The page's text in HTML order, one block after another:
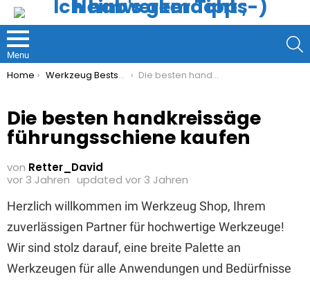
Menu
You are here:
Home Werkzeug Bestseller Die besten handkreissäge führungsschiene kaufen
Die besten handkreissäge
führungsschiene kaufen
von Retter_David
vor 3 Jahren updated vor 3 Jahren
Herzlich willkommen im Werkzeug Shop, Ihrem
zuverlässigen Partner für hochwertige Werkzeuge!
Wir sind stolz darauf, eine breite Palette an
Werkzeugen für alle Anwendungen und Bedürfnisse